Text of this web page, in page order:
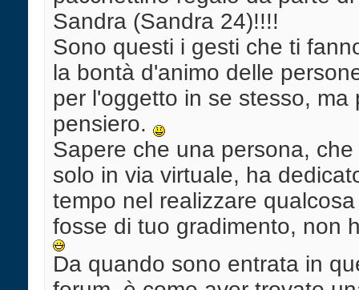
Sandra (Sandra 24)!!!!
Sono questi i gesti che ti
la bontà d'animo delle
per l'oggetto in se stesso, ma
pensiero.
Sapere che una persona,
solo in via virtuale, ha
tempo nel realizzare
fosse di tuo gradimento, non
Da quando sono entrata in